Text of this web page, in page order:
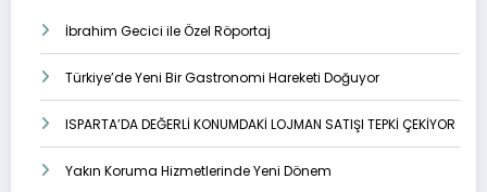
İbrahim Gecici ile Özel Röportaj
Türkiye’de Yeni Bir Gastronomi Hareketi Doğuyor
ISPARTA’DA DEĞERLİ KONUMDAKİ LOJMAN SATIŞI TEPKİ ÇEKİYOR
Yakın Koruma Hizmetlerinde Yeni Dönem